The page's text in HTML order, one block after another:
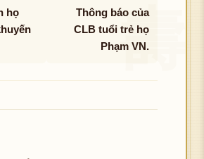
họ
Thông báo của
CLB tuổi trẻ họ
Phạm VN.